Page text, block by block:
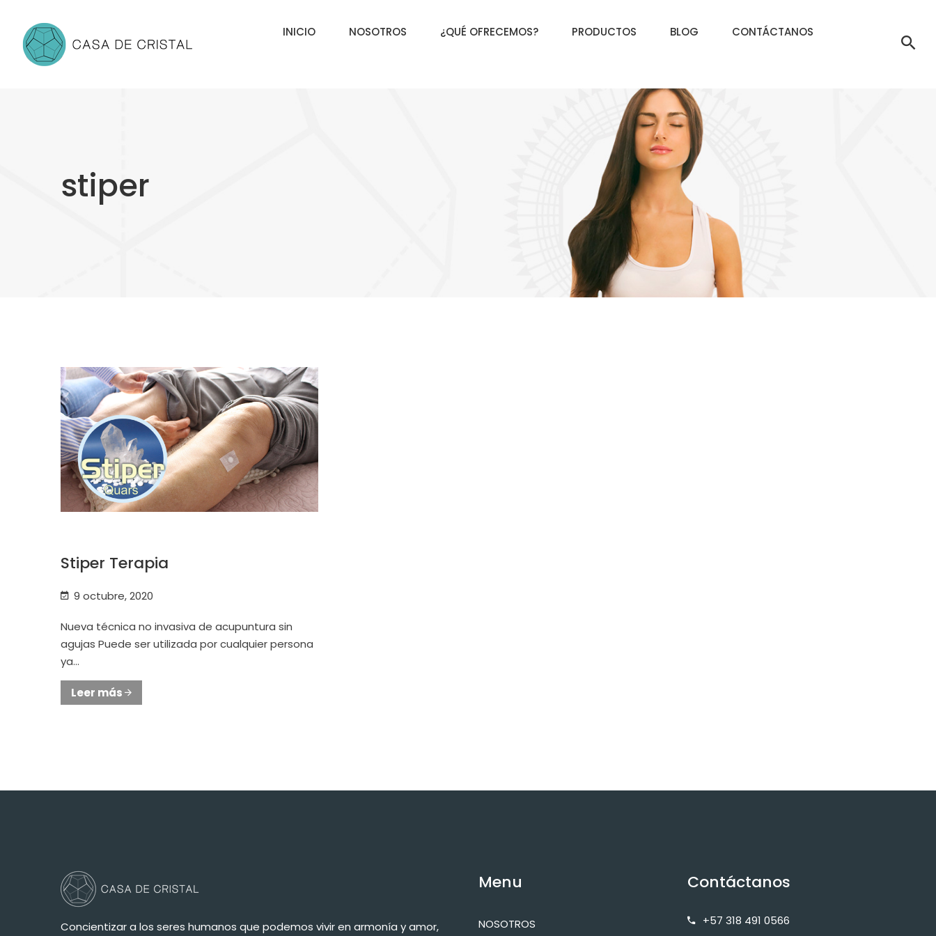
INICIO NOSOTROS ¿QUÉ OFRECEMOS? PRODUCTOS BLOG CONTÁCTANOS
stiper
Stiper Terapia
9 octubre, 2020
Nueva técnica no invasiva de acupuntura sin
agujas Puede ser utilizada por cualquier persona
ya...
Leer más
Concientizar a los seres humanos que podemos vivir en armonía y amor,
Menu
NOSOTROS
Contáctanos
+57 318 491 0566